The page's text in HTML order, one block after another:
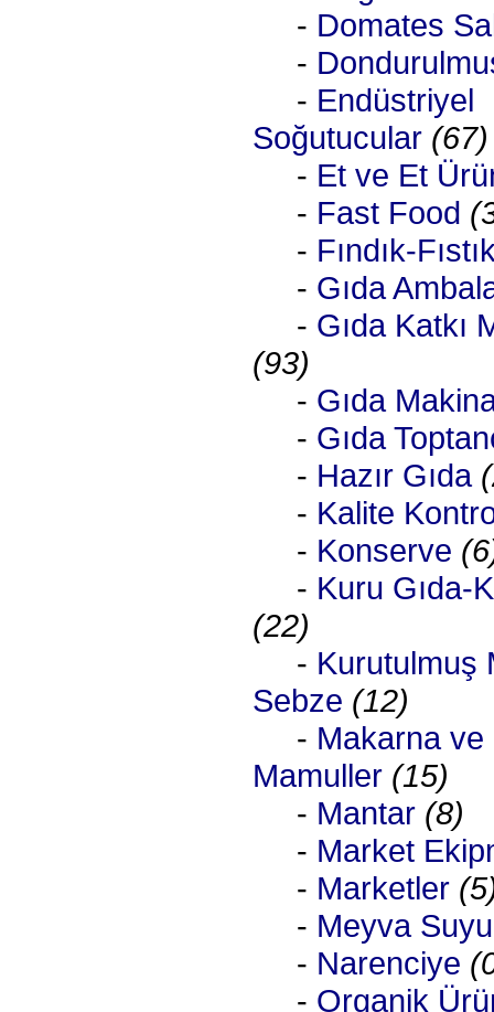
- Domates
-
- Endüstriyel
Soğutucular (67)
- Et ve Et
- Fast Food
- Fındık-
- Gıda
- Gıda Katkı
(93)
- Gıda
- Gıda
- Hazır Gıda
- Kalite
- Konserve
- Kuru Gıda-
(22)
- Kurutulmuş
Sebze (12)
- Makarna ve
Mamuller (15)
- Mantar (8)
- Market
- Marketler
- Meyva Suyu
- Narenciye
- Organik